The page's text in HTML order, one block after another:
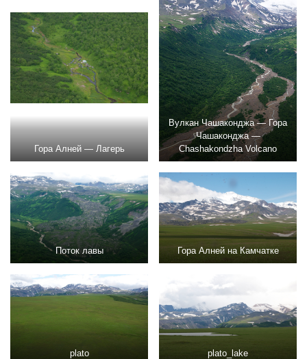
Гора Алней — Лагерь
Вулкан Чашаконджа — Гора
Чашаконджа —
Chashakondzha Volcano
Поток лавы Гора Алней на Камчатке
plato plato_lake